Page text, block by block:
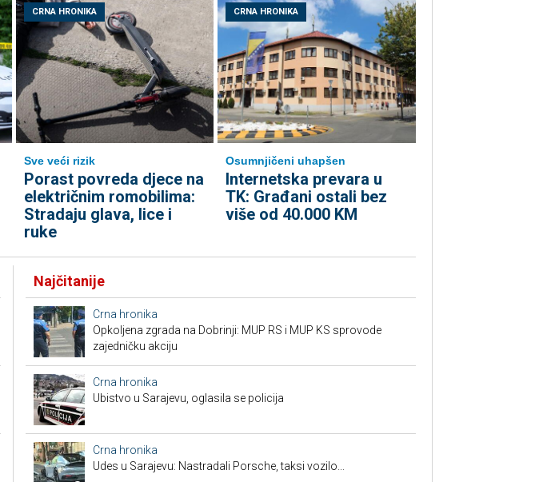
CRNA HRONIKA
Sve veći rizik
Porast povreda djece na
električnim romobilima:
Stradaju glava, lice i
ruke
CRNA HRONIKA
Osumnjičeni uhapšen
Internetska prevara u
TK: Građani ostali bez
više od 40.000 KM
Najčitanije
Crna hronika
Opkoljena zgrada na Dobrinji: MUP RS i MUP KS sprovode
zajedničku akciju
Crna hronika
Ubistvo u Sarajevu, oglasila se policija
Crna hronika
Udes u Sarajevu: Nastradali Porsche, taksi vozilo...